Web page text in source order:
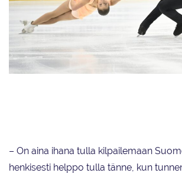
– On aina ihana tulla kilpailemaan
henkisesti helppo tulla tänne, kun